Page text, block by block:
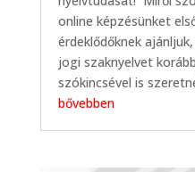
online képzésünket
érdeklődőknek
jogi szaknyelvet
szókincsével is
bővebben